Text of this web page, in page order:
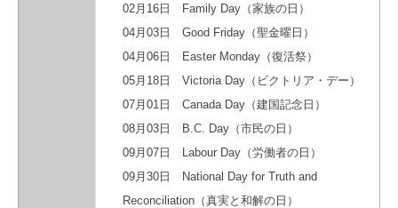
02月16日 Family Day（家族の日）
04月03日 Good Friday（聖金曜日）
04月06日 Easter Monday（復活祭）
05月18日 Victoria Day（ビクトリア・デー）
07月01日 Canada Day（建国記念日）
08月03日 B.C. Day（市民の日）
09月07日 Labour Day（労働者の日）
09月30日 National Day for Truth and
Reconciliation（真実と和解の日）